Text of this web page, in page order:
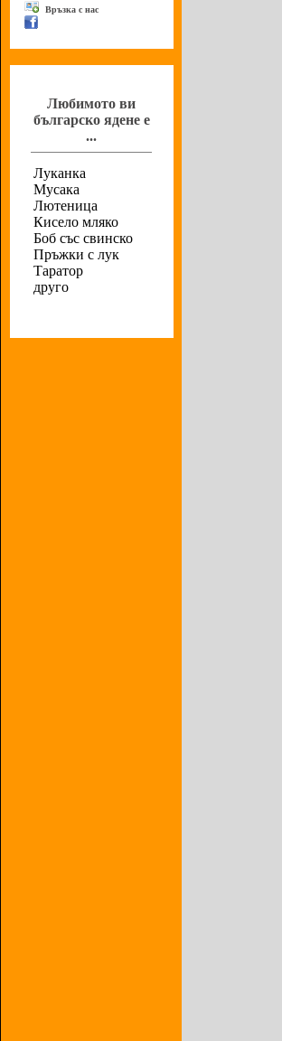
Връзка с нас
Любимото ви
българско ядене е
...
Луканка
Мусака
Лютеница
Кисело мляко
Боб със свинско
Пръжки с лук
Таратор
друго